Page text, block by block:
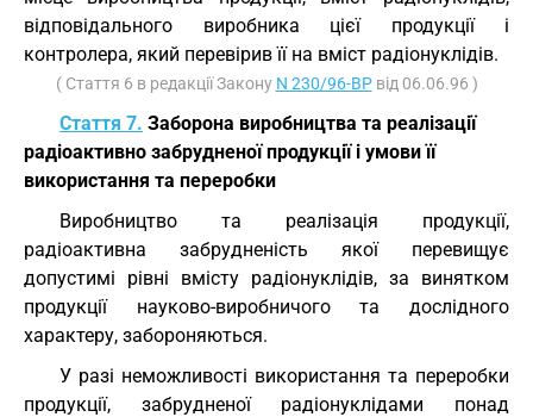
відповідального виробника цієї продукції і
контролера, який перевірив її на вміст радіонуклідів.
( Стаття 6 в редакції Закону N 230/96-ВРвід 06.06.96 )
Стаття 7. Заборона виробництва та реалізації
радіоактивно забрудненої продукції і умови її
використання та переробки
Виробництво та реалізація продукції,
радіоактивна забрудненість якої перевищує
допустимі рівні вмісту радіонуклідів, за винятком
продукції науково-виробничого та дослідного
характеру, забороняються.
У разі неможливості використання та переробки
продукції, забрудненої радіонуклідами понад